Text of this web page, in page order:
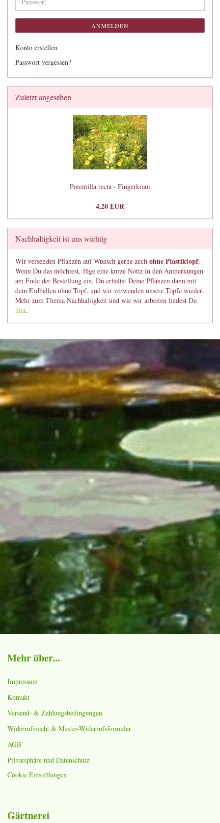
ANMELDEN
Konto erstellen
Passwort vergessen?
Zuletzt angesehen
Potentilla recta - Fingerkraut
4,20 EUR
Nachhaltigkeit ist uns wichtig
Wir versenden Pflanzen auf Wunsch gerne auch ohne Plastiktopf.
Wenn Du das möchtest, füge eine kurze Notiz in den Anmerkungen
am Ende der Bestellung ein. Du erhältst Deine Pflanzen dann mit
dem Erdballen ohne Topf, und wir verwenden unsere Töpfe wieder.
Mehr zum Thema Nachhaltigkeit und wie wir arbeiten findest Du
hier.
Mehr über...
Impressum
Kontakt
Versand- & Zahlungsbedingungen
Widerrufsrecht & Muster-Widerrufsformular
AGB
Privatsphäre und Datenschutz
Cookie Einstellungen
Gärtnerei